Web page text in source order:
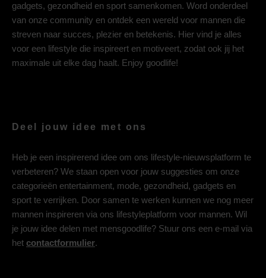
gadgets, gezondheid en sport samenkomen. Word onderdeel
van onze community en ontdek een wereld voor mannen die
streven naar succes, plezier en betekenis. Hier vind je alles
voor een lifestyle die inspireert en motiveert, zodat ook jij het
maximale uit elke dag haalt. Enjoy goodlife!
Deel jouw idee met ons
Heb je een inspirerend idee om ons lifestyle-nieuwsplatform te
verbeteren? We staan open voor jouw suggesties om onze
categorieën entertainment, mode, gezondheid, gadgets en
sport te verrijken. Door samen te werken kunnen we nog meer
mannen inspireren via ons lifestyleplatform voor mannen. Wil
je jouw idee delen met mensgoodlife? Stuur ons een e-mail via
het contactformulier.